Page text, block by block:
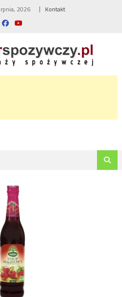
2026 Kontakt